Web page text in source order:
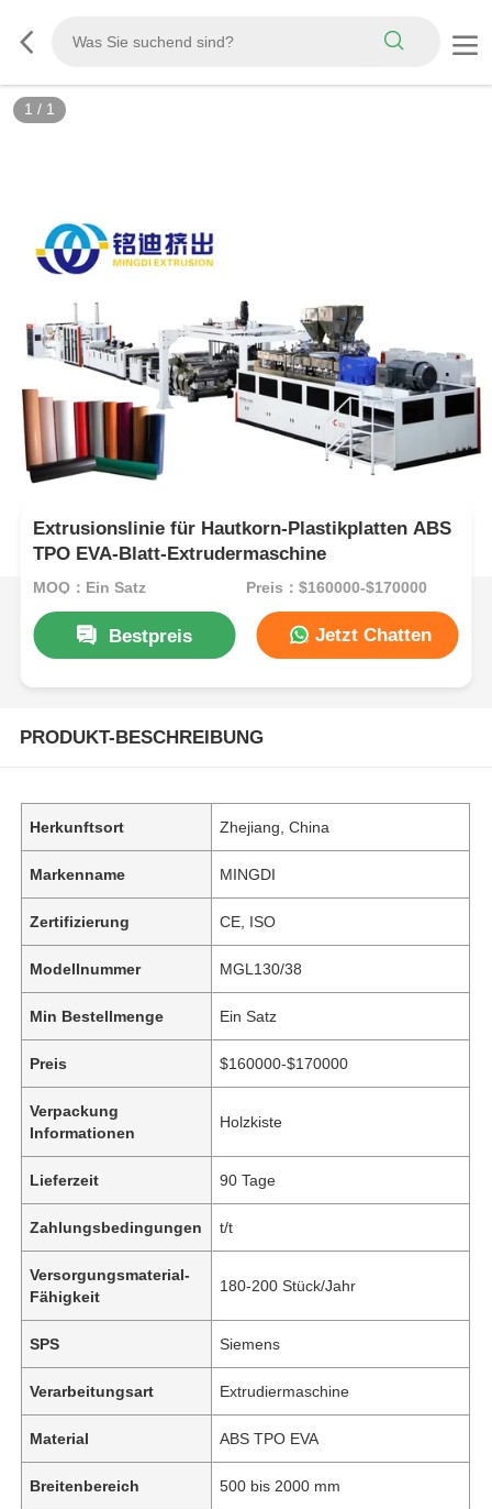
1 / 1
Extrusionslinie für Hautkorn-Plastikplatten ABS
TPO EVA-Blatt-Extrudermaschine
MOQ：Ein Satz Preis：$160000-$170000
Bestpreis Jetzt Chatten
PRODUKT-BESCHREIBUNG
Herkunftsort Zhejiang, China
Markenname MINGDI
Zertifizierung CE, ISO
Modellnummer MGL130/38
Min Bestellmenge Ein Satz
Preis $160000-$170000
Verpackung
Informationen
Holzkiste
Lieferzeit 90 Tage
Zahlungsbedingungen t/t
Versorgungsmaterial-
Fähigkeit
180-200 Stück/Jahr
SPS Siemens
Verarbeitungsart Extrudiermaschine
Material ABS TPO EVA
Breitenbereich 500 bis 2000 mm